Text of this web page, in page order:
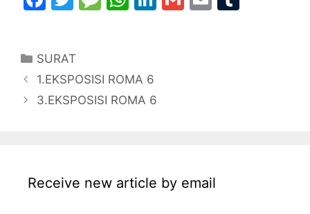
e
b
o
a
g
A
p
Categories
SURAT
1.EKSPOSISI ROMA 6
3.EKSPOSISI ROMA 6
Receive new article by email